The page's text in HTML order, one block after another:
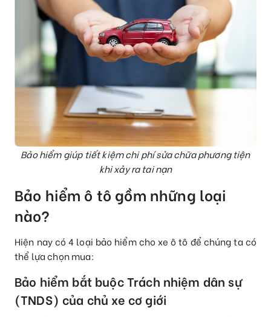
Bảo hiểm giúp tiết kiệm chi phí sửa chữa phương tiện
khi xảy ra tai nạn
Bảo hiểm ô tô gồm những loại
nào?
Hiện nay có 4 loại bảo hiểm cho xe ô tô để chúng ta có
thể lựa chọn mua:
Bảo hiểm bắt buộc Trách nhiệm dân sự
(TNDS) của chủ xe cơ giới